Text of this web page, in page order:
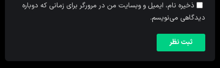
ذخیره نام، ایمیل و وبسایت من در مرورگر برای زمانی که دوباره
دیدگاهی می‌نویسم.